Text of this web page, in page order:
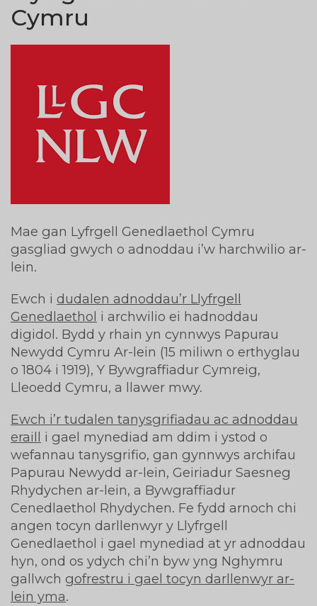
Cymru
Mae gan Lyfrgell Genedlaethol Cymru
gasgliad gwych o adnoddau i’w harchwilio ar-
lein.
Ewch i dudalen adnoddau’r Llyfrgell
Genedlaethol i archwilio ei hadnoddau
digidol. Bydd y rhain yn cynnwys Papurau
Newydd Cymru Ar-lein (15 miliwn o erthyglau
o 1804 i 1919), Y Bywgraffiadur Cymreig,
Lleoedd Cymru, a llawer mwy.
Ewch i’r tudalen tanysgrifiadau ac adnoddau
eraill i gael mynediad am ddim i ystod o
wefannau tanysgrifio, gan gynnwys archifau
Papurau Newydd ar-lein, Geiriadur Saesneg
Rhydychen ar-lein, a Bywgraffiadur
Cenedlaethol Rhydychen. Fe fydd arnoch chi
angen tocyn darllenwyr y Llyfrgell
Genedlaethol i gael mynediad at yr adnoddau
hyn, ond os ydych chi’n byw yng Nghymru
gallwch gofrestru i gael tocyn darllenwyr ar-
lein yma.